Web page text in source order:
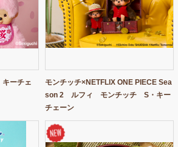
ーチェ
モンチッチ×NETFLIX ONE PIECE Sea
son 2 ルフィ モンチッチ S・キー
チェーン